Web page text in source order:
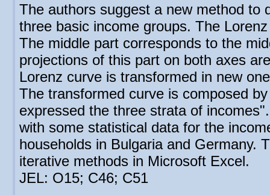
The authors suggest a new method to
three basic income groups. The
The middle part corresponds to the
projections of this part on both axes
Lorenz curve is transformed in new
The transformed curve is composed
expressed the three strata of
with some statistical data for the
households in Bulgaria and Germany.
iterative methods in Microsoft Excel.
JEL: O15; C46; C51